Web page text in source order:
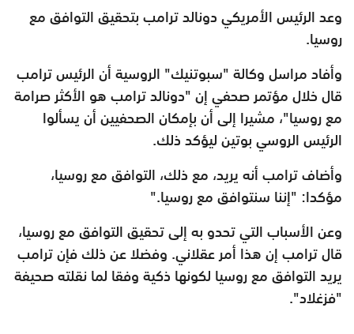
وعد الرئيس الأمريكي دونالد ترامب بتحقيق التوافق مع
روسيا.
وأفاد مراسل وكالة "سبوتنيك" الروسية أن الرئيس ترامب
قال خلال مؤتمر صحفي إن "دونالد ترامب هو الأكثر صرامة
مع روسيا"، مشيرا إلى أن بإمكان الصحفيين أن يسألوا
الرئيس الروسي بوتين ليؤكد ذلك.
وأضاف ترامب أنه يريد، مع ذلك، التوافق مع روسيا،
مؤكدا: "إننا سنتوافق مع روسيا".
وعن الأسباب التي تحدو به إلى تحقيق التوافق مع روسيا،
قال ترامب إن هذا أمر عقلاني. وفضلا عن ذلك فإن ترامب
يريد التوافق مع روسيا لكونها ذكية وفقا لما نقلته صحيفة
"فزغلاد".